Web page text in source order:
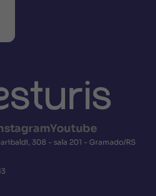
Youtube
308 - sala 201 - Gramado/RS